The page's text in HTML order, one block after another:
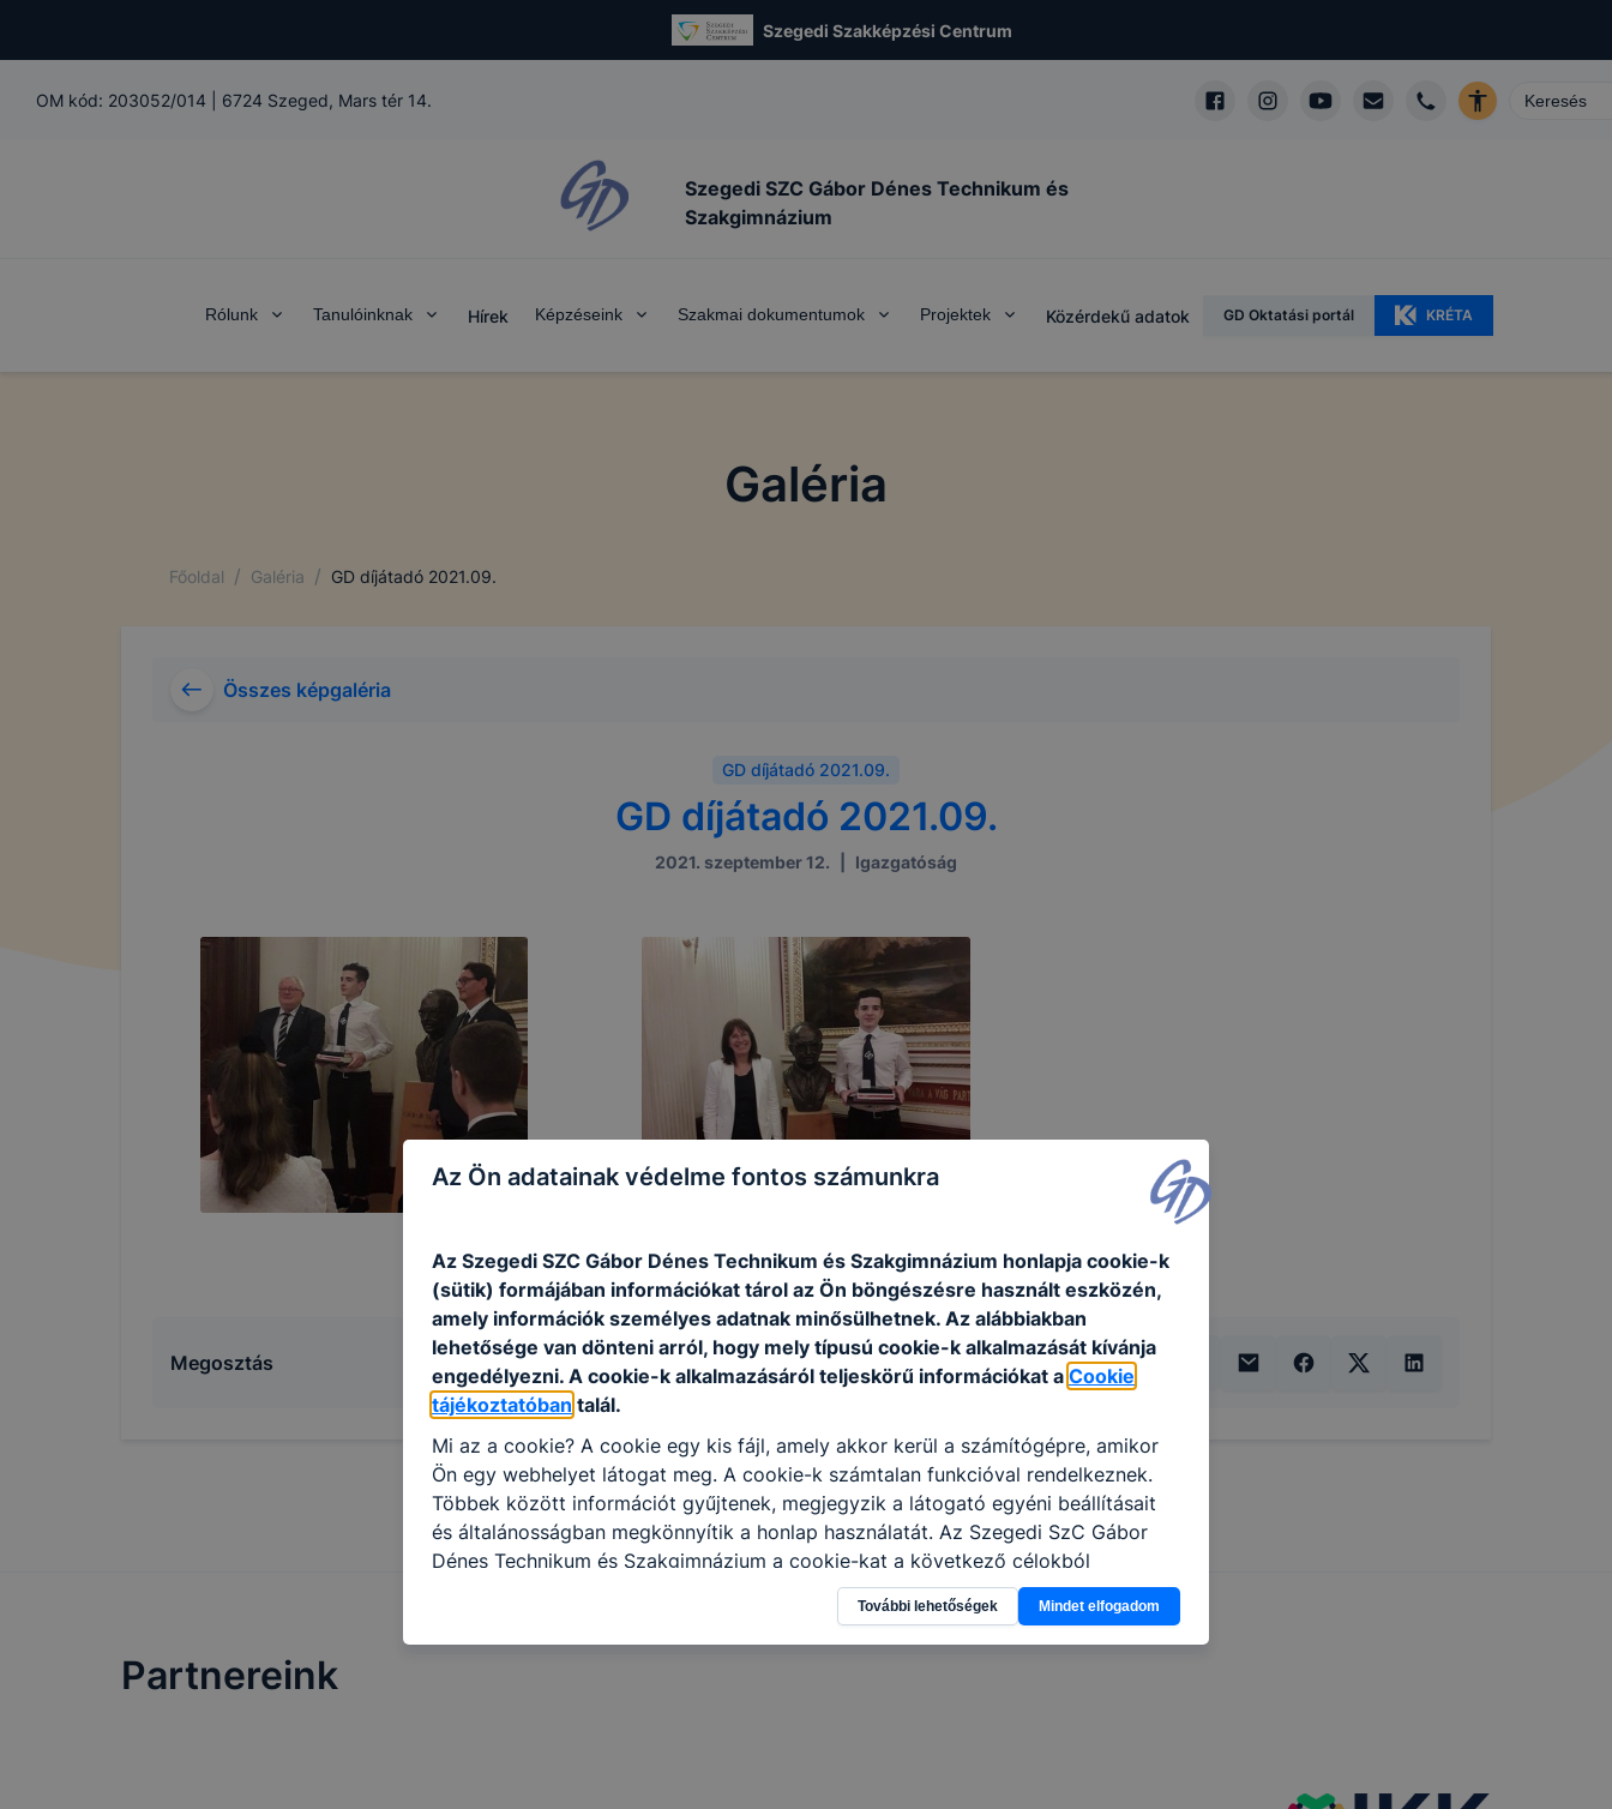
Szegedi Szakképzési Centrum
OM kód: 203052/014 6724 Szeged, Mars tér 14.
Szegedi SZC Gábor Dénes Technikum és
Szakgimnázium
Rólunk Tanulóinknak Hírek Képzéseink Szakmai dokumentumok Projektek Közérdekű adatok GD Oktatási portál KRÉTA
Galéria
Főoldal / Galéria / GD díjátadó 2021.09.
Összes képgaléria
GD díjátadó 2021.09.
GD díjátadó 2021.09.
2021. szeptember 12. Igazgatóság
Megosztás
Partnereink
Az Ön adatainak védelme fontos számunkra
Az Szegedi SZC Gábor Dénes Technikum és Szakgimnázium honlapja cookie-k
(sütik) formájában információkat tárol az Ön böngészésre használt eszközén,
amely információk személyes adatnak minősülhetnek. Az alábbiakban
lehetősége van dönteni arról, hogy mely típusú cookie-k alkalmazását kívánja
engedélyezni. A cookie-k alkalmazásáról teljeskörű információkat a Cookie
tájékoztatóban talál.
Mi az a cookie? A cookie egy kis fájl, amely akkor kerül a számítógépre, amikor
Ön egy webhelyet látogat meg. A cookie-k számtalan funkcióval rendelkeznek.
Többek között információt gyűjtenek, megjegyzik a látogató egyéni beállításait
és általánosságban megkönnyítik a honlap használatát. Az Szegedi SzC Gábor
Dénes Technikum és Szakgimnázium a cookie-kat a következő célokból
használja: információ gyűjtése azzal kapcsolatban, hogyan használja Ön a
honlapot -annak felmérésével, hogy a honlap melyik részeit látogatja, vagy
használja leginkább, így megtudhatjuk, hogyan biztosítsunk Önnek még jobb
További lehetőségek Mindet elfogadom